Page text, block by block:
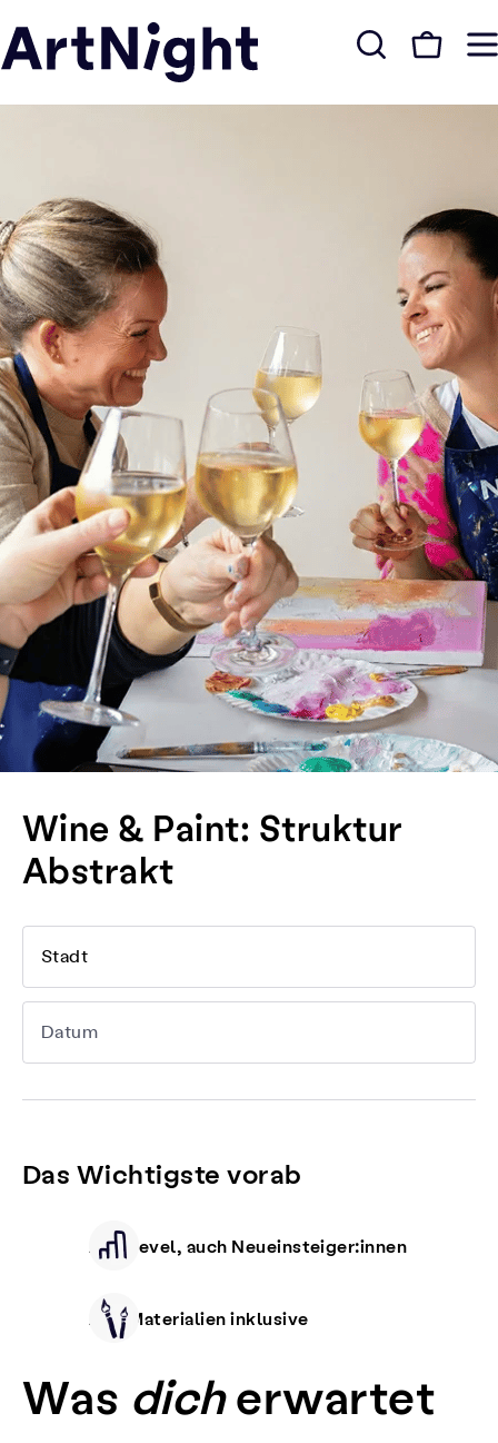
Wine & Paint: Struktur
Abstrakt
Stadt
Datum
Das Wichtigste vorab
Alle Level, auch Neueinsteiger:innen
Alle Materialien inklusive
Was dicherwartet